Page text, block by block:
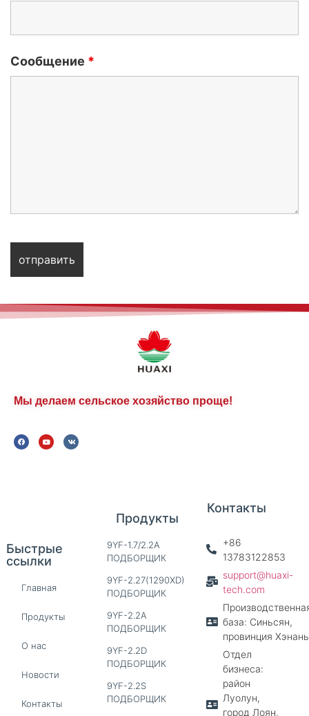
Сообщение *
Мы делаем сельское хозяйство проще!
Быстрые
ссылки
Главная
Продукты
О нас
Новости
Контакты
Продукты
9YF-1.7/2.2A
ПОДБОРЩИК
9YF-2.27(1290XD)
ПОДБОРЩИК
9YF-2.2A
ПОДБОРЩИК
9YF-2.2D
ПОДБОРЩИК
9YF-2.2S
ПОДБОРЩИК
Контакты
+86
13783122853
support@huaxi-
tech.com
база: Синьсян,
провинция
Отдел
бизнеса:
район
Луолун,
город Лоян,